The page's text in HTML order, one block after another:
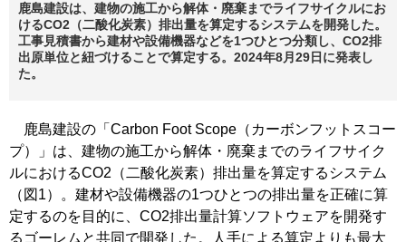
鹿島建設は、建物の施工から解体・廃棄までライフサイクルにお
けるCO2（二酸化炭素）排出量を算定するシステムを開発した。
工事見積書から建材や設備機器などを1つひとつ分類し、CO2排
出原単位と紐づけることで算定する。2024年8月29日に発表し
た。
鹿島建設の「Carbon Foot Scope（カーボンフットスコー
プ）」は、建物の施工から解体・廃棄までのライフサイク
ルにおけるCO2（二酸化炭素）排出量を算定するシステム
（図1）。建材や設備機器の1つひとつの排出量を正確に算
定するのを目的に、CO2排出量計算ソフトウェアを開発す
るゴーレムと共同で開発した。人手による算定よりも最大